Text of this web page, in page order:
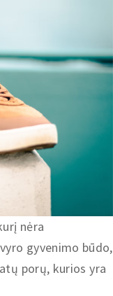
nėra
gyvenimo būdo,
porų, kurios yra